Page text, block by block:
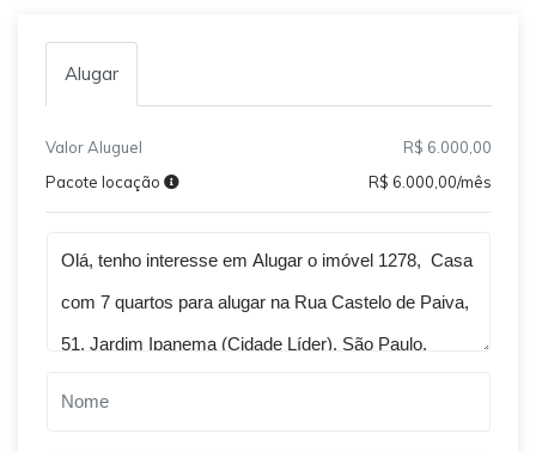
Alugar
Valor Aluguel
R$ 6.000,00
Pacote locação
R$ 6.000,00/mês